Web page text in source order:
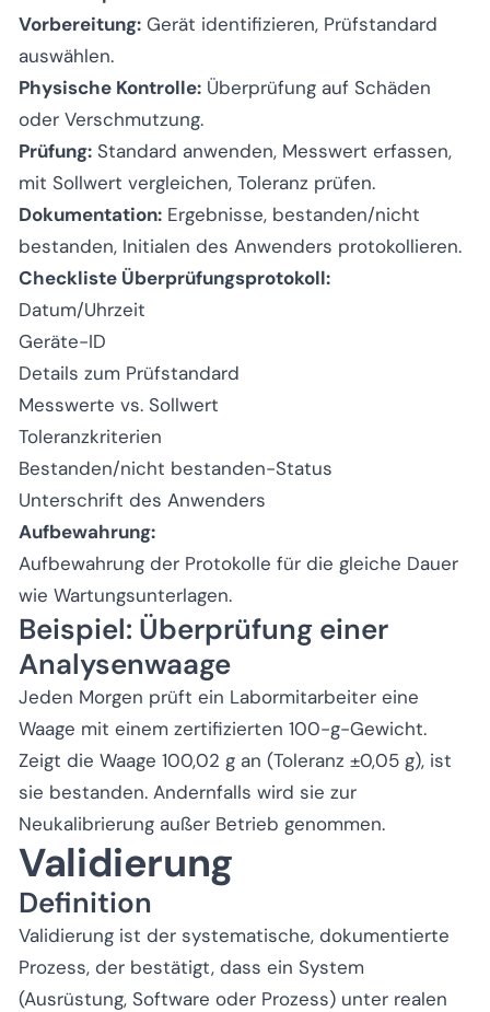
Vorbereitung: Gerät identifizieren, Prüfstandard
auswählen.
Physische Kontrolle: Überprüfung auf Schäden
oder Verschmutzung.
Prüfung: Standard anwenden, Messwert erfassen,
mit Sollwert vergleichen, Toleranz prüfen.
Dokumentation: Ergebnisse, bestanden/nicht
bestanden, Initialen des Anwenders protokollieren.
Checkliste Überprüfungsprotokoll:
Datum/Uhrzeit
Geräte-ID
Details zum Prüfstandard
Messwerte vs. Sollwert
Toleranzkriterien
Bestanden/nicht bestanden-Status
Unterschrift des Anwenders
Aufbewahrung:
Aufbewahrung der Protokolle für die gleiche Dauer
wie Wartungsunterlagen.
Beispiel: Überprüfung einer
Analysenwaage
Jeden Morgen prüft ein Labormitarbeiter eine
Waage mit einem zertifizierten 100-g-Gewicht.
Zeigt die Waage 100,02 g an (Toleranz ±0,05 g), ist
sie bestanden. Andernfalls wird sie zur
Neukalibrierung außer Betrieb genommen.
Validierung
Definition
Validierung ist der systematische, dokumentierte
Prozess, der bestätigt, dass ein System
(Ausrüstung, Software oder Prozess) unter realen